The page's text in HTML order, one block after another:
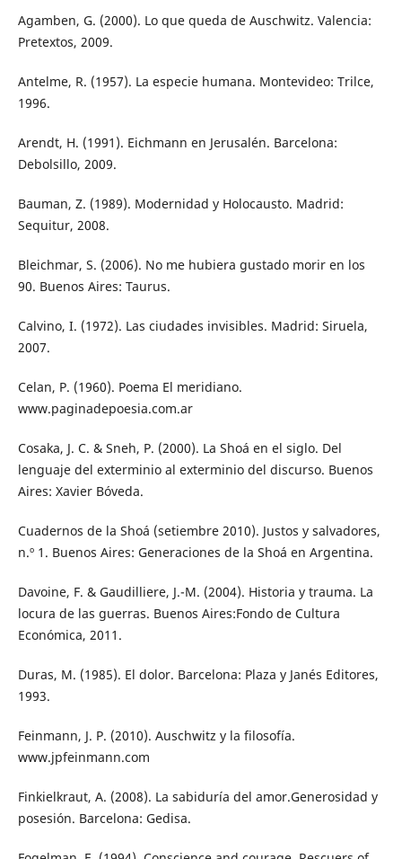
Agamben, G. (2000). Lo que queda de Auschwitz. Valencia:
Pretextos, 2009.
Antelme, R. (1957). La especie humana. Montevideo: Trilce,
1996.
Arendt, H. (1991). Eichmann en Jerusalén. Barcelona:
Debolsillo, 2009.
Bauman, Z. (1989). Modernidad y Holocausto. Madrid:
Sequitur, 2008.
Bleichmar, S. (2006). No me hubiera gustado morir en los
90. Buenos Aires: Taurus.
Calvino, I. (1972). Las ciudades invisibles. Madrid: Siruela,
2007.
Celan, P. (1960). Poema El meridiano.
www.paginadepoesia.com.ar
Cosaka, J. C. & Sneh, P. (2000). La Shoá en el siglo. Del
lenguaje del exterminio al exterminio del discurso. Buenos
Aires: Xavier Bóveda.
Cuadernos de la Shoá (setiembre 2010). Justos y salvadores,
n.º 1. Buenos Aires: Generaciones de la Shoá en Argentina.
Davoine, F. & Gaudilliere, J.-M. (2004). Historia y trauma. La
locura de las guerras. Buenos Aires:Fondo de Cultura
Económica, 2011.
Duras, M. (1985). El dolor. Barcelona: Plaza y Janés Editores,
1993.
Feinmann, J. P. (2010). Auschwitz y la filosofía.
www.jpfeinmann.com
Finkielkraut, A. (2008). La sabiduría del amor.Generosidad y
posesión. Barcelona: Gedisa.